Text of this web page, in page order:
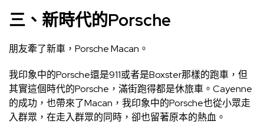
三、新時代的Porsche
朋友牽了新車，Porsche Macan。
我印象中的Porsche還是911或者是Boxster那樣的跑車，但
其實這個時代的Porsche，滿街跑得都是休旅車。Cayenne
的成功，也帶來了Macan，我印象中的Porsche也從小眾走
入群眾，在走入群眾的同時，卻也留著原本的熱血。